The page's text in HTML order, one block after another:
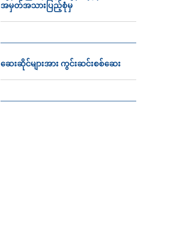
အမှတ်အသားပြည့်စုံမှ
ဆေးဆိုင်များအား ကွင်းဆင်းစစ်ဆေး